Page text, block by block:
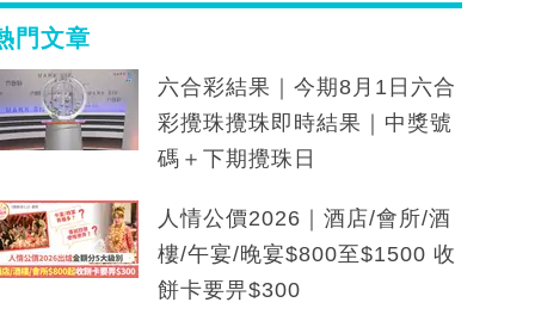
門文章
六合彩結果｜今期8月1日六合
彩攪珠攪珠即時結果｜中獎號
碼＋下期攪珠日
人情公價2026｜酒店/會所/酒
樓/午宴/晚宴$800至$1500 收
餅卡要畀$300